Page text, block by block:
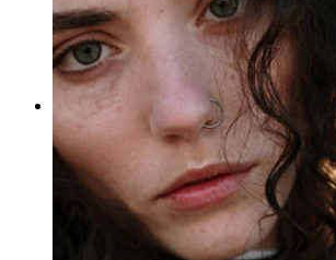
Angie Geverifieerde aankoop
Vertaald door AI Toon origineel
Rating
Zeer mooi
Zeer mooi en gemakkelijk aan te brengen